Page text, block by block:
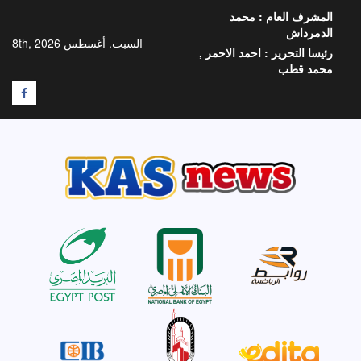
المحتوى
السبت. أغسطس 8th, 2026
المشرف العام : محمد
الدمرداش
رئيسا التحرير : احمد الاحمر ,
محمد قطب
F